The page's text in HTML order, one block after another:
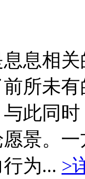
息相
所未
此同
景。
为... >